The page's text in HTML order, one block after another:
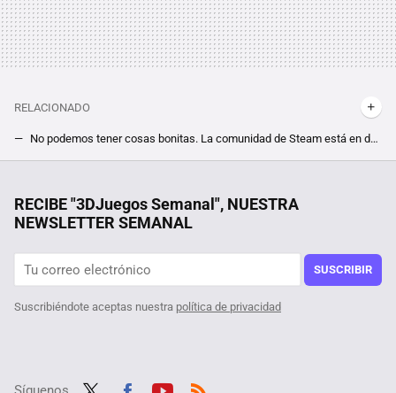
RELACIONADO
No podemos tener cosas bonitas. La comunidad de Steam está en decadencia, y el detonante es un emoji de bufón
11 mejores juegos de mesa si eres fan de la estrategia (AoE, Civilization, Anno...): ¿cuál es mejor comprar? Consejos y recomendaciones
RECIBE "3DJuegos Semanal", NUESTRA
NEWSLETTER SEMANAL
SUSCRIBIR
Suscribiéndote aceptas nuestra política de privacidad